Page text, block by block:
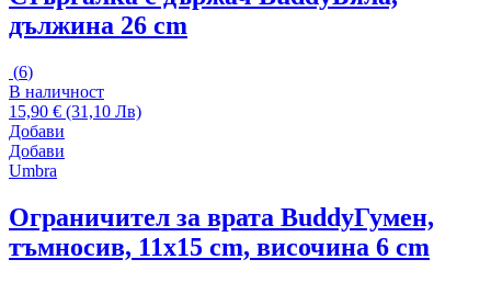
дължина 26 cm
(6)
В наличност
15,90 € (31,10 Лв)
Добави
Добави
Umbra
Ограничител за врата BuddyГумен,
тъмносив, 11x15 cm, височина 6 cm